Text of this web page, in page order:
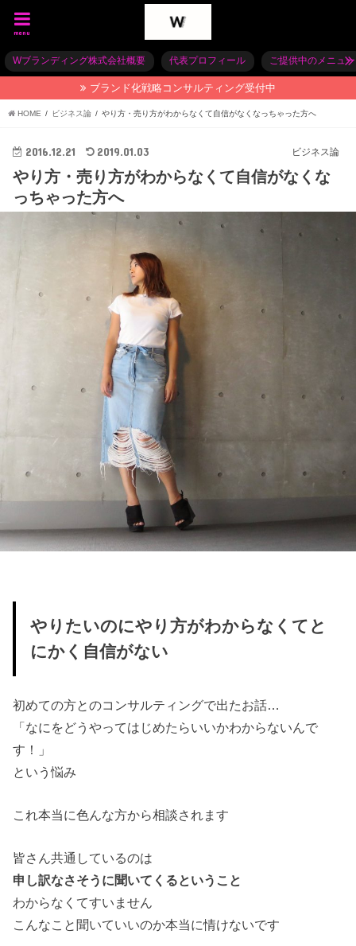
menu
Wブランディング株式会社概要 代表プロフィール ご提供中のメニュー
ブランド化戦略コンサルティング受付中
HOME ビジネス論 やり方・売り方がわからなくて自信がなくなっちゃった方へ
ビジネス論
2016.12.21 2019.01.03
やり方・売り方がわからなくて自信がなくな
っちゃった方へ
やりたいのにやり方がわからなくてと
にかく自信がない
初めての方とのコンサルティングで出たお話…
「なにをどうやってはじめたらいいかわからないんで
す！」
という悩み
これ本当に色んな方から相談されます
皆さん共通しているのは
申し訳なさそうに聞いてくるということ
わからなくてすいません
こんなこと聞いていいのか本当に情けないです